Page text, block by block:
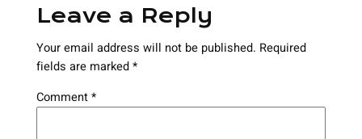
Leave a Reply
Your email address will not be published. Required
fields are marked*
Comment*